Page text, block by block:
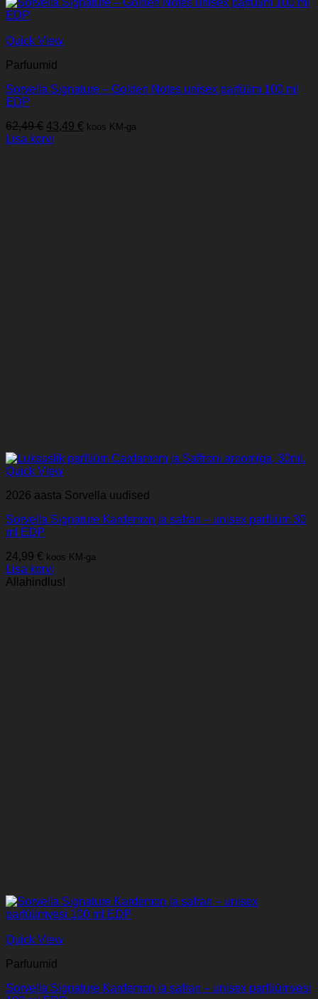
Quick View
Parfuumid
Sorvella Signature – Golden Notes unisex parfüüm 100 ml
EDP
62,49€ Algne
hind
43,49 € Praegune
koos KM-ga
Lisa korvi
Quick View
2026 aasta Sorvella uudised
Sorvella Signature Kardemon ja safran – unisex parfüüm 30
ml EDP
24,99 € koos KM-ga
Lisa korvi
Allahindlus!
Quick View
Parfuumid
Sorvella Signature Kardemon ja safran – unisex parfüümvesi